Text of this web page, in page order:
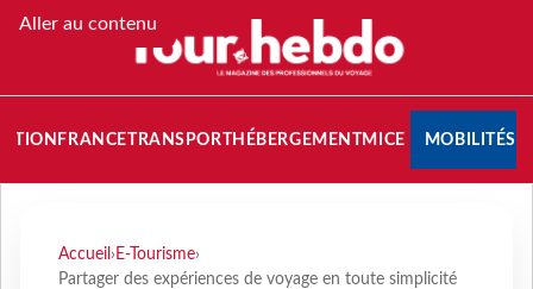
Aller au contenu
FRANCETRANSPORT HÉBERGEMENTMICE MOBILITÉS
Accueil › E-Tourisme›
Partager des expériences de voyage en toute simplicité